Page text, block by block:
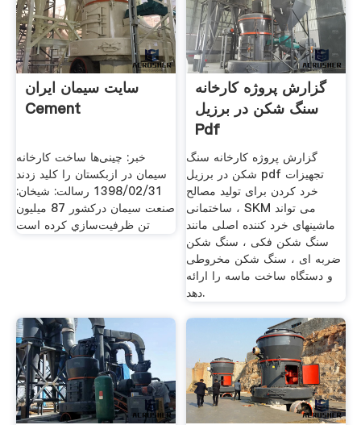
سایت سیمان ایران
Cement
خبر: چینی‌ها ساخت کارخانه
سیمان در ازبکستان را کلید زدند
1398/02/31 رسالت: شيخان:
صنعت سيمان درکشور 87 ميليون
تن ظرفيت‌سازي کرده است
گزارش پروژه کارخانه
سنگ شکن در برزیل
Pdf
گزارش پروژه کارخانه سنگ
شکن در برزیل pdf تجهیزات
خرد کردن برای تولید مصالح
ساختمانی ، SKM می تواند
ماشینهای خرد کننده اصلی مانند
سنگ شکن فکی ، سنگ شکن
ضربه ای ، سنگ شکن مخروطی
و دستگاه ساخت ماسه را ارائه
دهد.